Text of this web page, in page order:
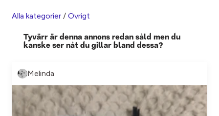
Alla kategorier / Övrigt
Tyvärr är denna annons redan såld men du
kanske ser nåt du gillar bland dessa?
Melinda